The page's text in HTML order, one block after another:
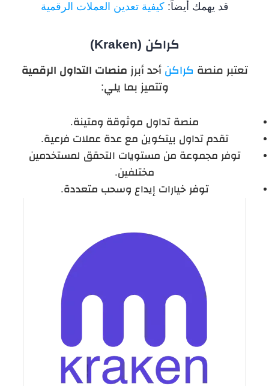
قد يهمك أيضاً:كيفية تعدين العملات الرقمية
كراكن (Kraken)
تعتبر منصة كراكن أحد أبرز منصات التداول الرقمية
وتتميز بما يلي:
منصة تداول موثوقة ومتينة.
تقدم تداول بيتكوين مع عدة عملات فرعية.
توفر مجموعة من مستويات التحقق لمستخدمين
مختلفين.
توفر خيارات إيداع وسحب متعددة.